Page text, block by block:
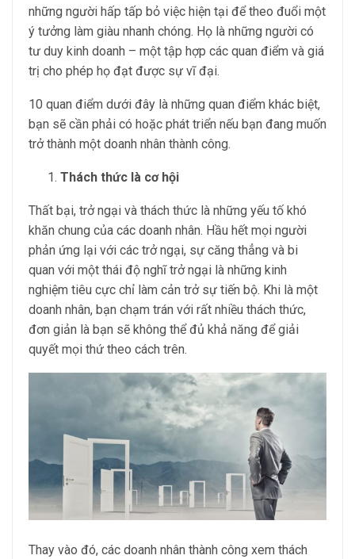
những người hấp tấp bỏ việc hiện tại để theo đuổi một
ý tưởng làm giàu nhanh chóng. Họ là những người có
tư duy kinh doanh – một tập hợp các quan điểm và giá
trị cho phép họ đạt được sự vĩ đại.
10 quan điểm dưới đây là những quan điểm khác biệt,
bạn sẽ cần phải có hoặc phát triển nếu bạn đang muốn
trở thành một doanh nhân thành công.
Thách thức là cơ hội
Thất bại, trở ngại và thách thức là những yếu tố khó
khăn chung của các doanh nhân. Hầu hết mọi người
phản ứng lại với các trở ngại, sự căng thẳng và bi
quan với một thái độ nghĩ trở ngại là những kinh
nghiệm tiêu cực chỉ làm cản trở sự tiến bộ. Khi là một
doanh nhân, bạn chạm trán với rất nhiều thách thức,
đơn giản là bạn sẽ không thể đủ khả năng để giải
quyết mọi thứ theo cách trên.
Thay vào đó, các doanh nhân thành công xem thách